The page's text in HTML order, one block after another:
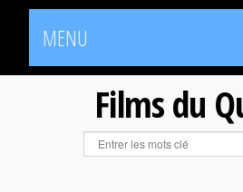
MENU
Films du